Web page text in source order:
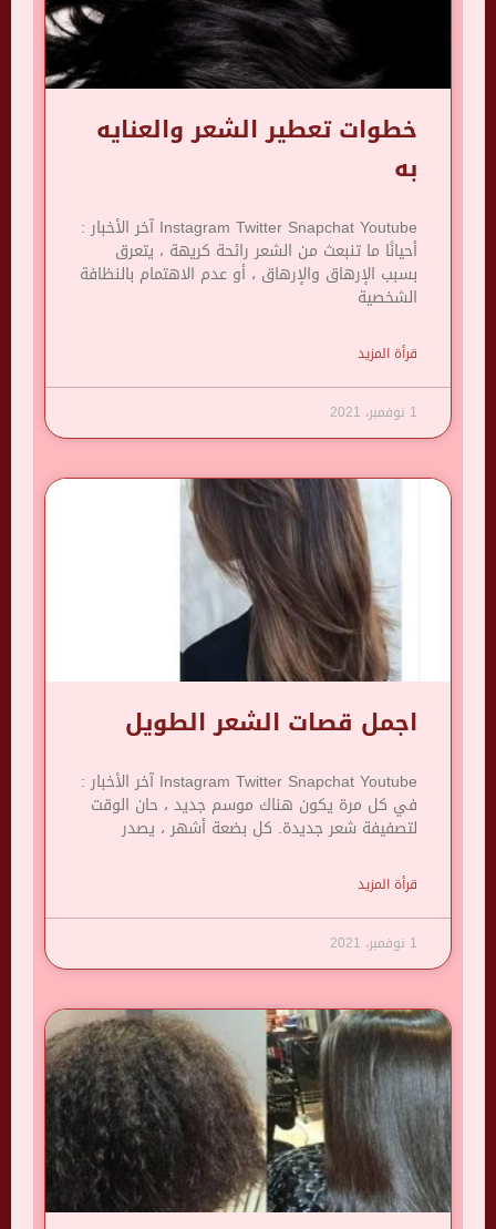
خطوات تعطير الشعر والعنايه
به
Instagram Twitter Snapchat Youtube آخر الأخبار :
أحيانًا ما تنبعث من الشعر رائحة كريهة ، يتعرق
بسبب الإرهاق والإرهاق ، أو عدم الاهتمام بالنظافة
الشخصية
قرأة المزيد
1 نوفمبر، 2021
اجمل قصات الشعر الطويل
Instagram Twitter Snapchat Youtube آخر الأخبار :
في كل مرة يكون هناك موسم جديد ، حان الوقت
لتصفيفة شعر جديدة. كل بضعة أشهر ، يصدر
قرأة المزيد
1 نوفمبر، 2021